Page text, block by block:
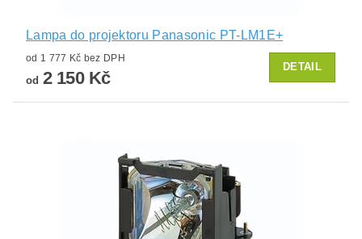
Lampa do projektoru Panasonic PT-LM1E+
od 1 777 Kč bez DPH
od 2 150 Kč
DETAIL